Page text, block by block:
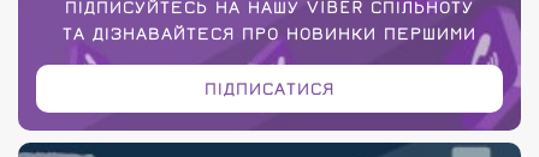
ПІДПИСУЙТЕСЬ НА НАШУ VIBER СПІЛЬНОТУ
ТА ДІЗНАВАЙТЕСЯ ПРО НОВИНКИ ПЕРШИМИ
ПІДПИСАТИСЯ